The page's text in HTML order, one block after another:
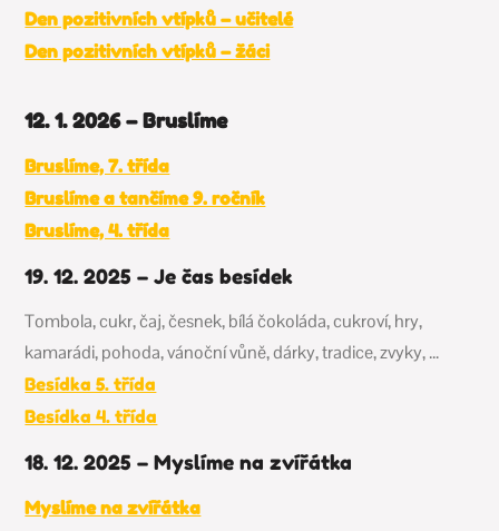
Den pozitivních vtípků – učitelé
Den pozitivních vtípků – žáci
12. 1. 2026 – Bruslíme
Bruslíme, 7. třída
Bruslíme a tančíme 9. ročník
Bruslíme, 4. třída
19. 12. 2025 – Je čas besídek
Tombola, cukr, čaj, česnek, bílá čokoláda, cukroví, hry,
kamarádi, pohoda, vánoční vůně, dárky, tradice, zvyky, …
Besídka 5. třída
Besídka 4. třída
18. 12. 2025 – Myslíme na zvířátka
Myslíme na zvířátka